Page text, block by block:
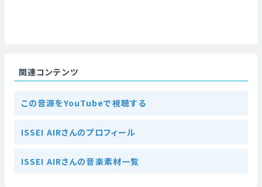
関連コンテンツ
この音源をYouTubeで視聴する
ISSEI AIRさんのプロフィール
ISSEI AIRさんの音楽素材一覧